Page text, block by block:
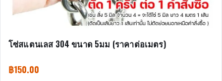
โซ่สแตนเลส 304 ขนาด 5มม (ราคาต่อเมตร)
฿150.00